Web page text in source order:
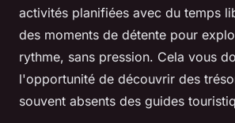
activités planifiées avec du temps
des moments de détente pour
rythme, sans pression. Cela vous
l'opportunité de découvrir des
souvent absents des guides